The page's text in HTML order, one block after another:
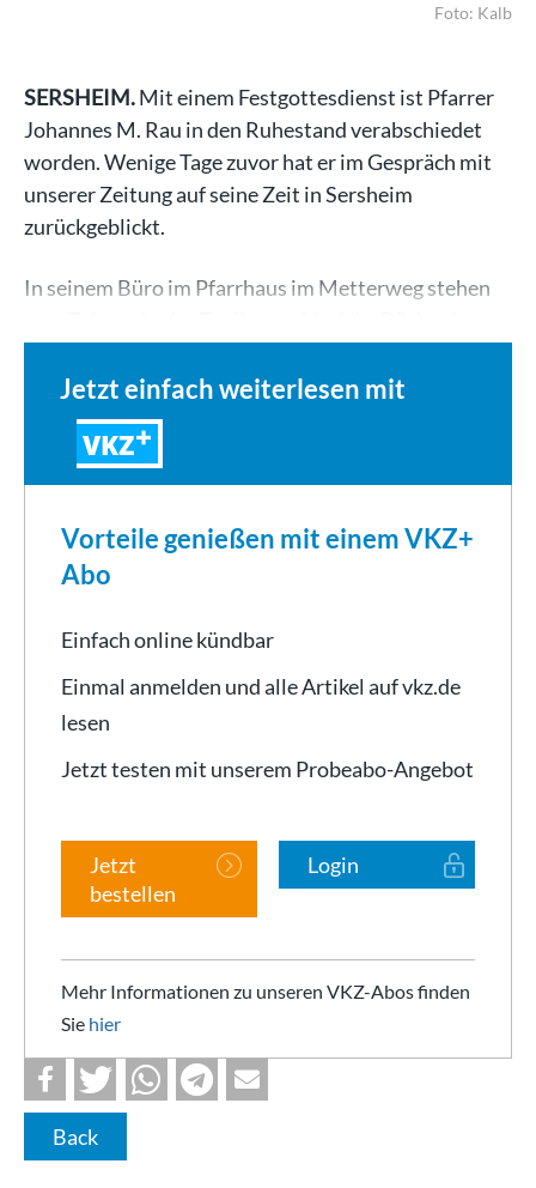
Foto: Kalb
SERSHEIM.Mit einem Festgottesdienst ist Pfarrer
Johannes M. Rau in den Ruhestand verabschiedet
worden. Wenige Tage zuvor hat er im Gespräch mit
unserer Zeitung auf seine Zeit in Sersheim
zurückgeblickt.
In seinem Büro im Pfarrhaus im Metterweg stehen
Jetzt einfach weiterlesen mit
VKZ
Vorteile genießen mit einem VKZ+
Abo
Einfach online kündbar
Einmal anmelden und alle Artikel auf vkz.de
lesen
Jetzt testen mit unserem Probeabo-Angebot
Jetzt
bestellen
Login
Mehr Informationen zu unseren VKZ-Abos finden
Sie hier
Back